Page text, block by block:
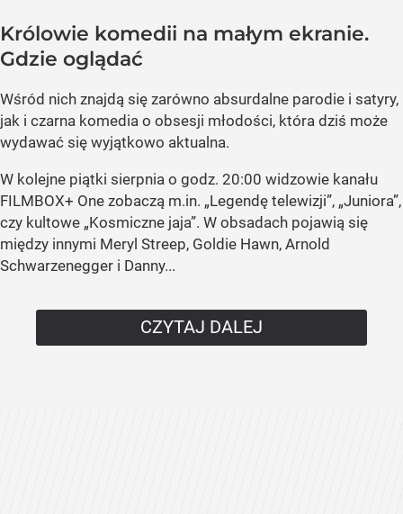
Królowie komedii na małym ekranie.
Gdzie oglądać
Wśród nich znajdą się zarówno absurdalne parodie i satyry,
jak i czarna komedia o obsesji młodości, która dziś może
wydawać się wyjątkowo aktualna.
W kolejne piątki sierpnia o godz. 20:00 widzowie kanału
FILMBOX+ One zobaczą m.in. „Legendę telewizji”, „Juniora”,
czy kultowe „Kosmiczne jaja”. W obsadach pojawią się
między innymi Meryl Streep, Goldie Hawn, Arnold
Schwarzenegger i Danny...
CZYTAJ DALEJ